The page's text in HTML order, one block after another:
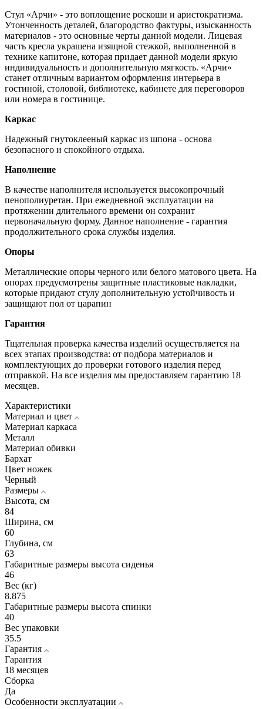
Стул «Арчи» - это воплощение роскоши и аристократизма.
Утонченность деталей, благородство фактуры, изысканность
материалов - это основные черты данной модели. Лицевая
часть кресла украшена изящной стежкой, выполненной в
технике капитоне, которая придает данной модели яркую
индивидуальность и дополнительную мягкость. «Арчи»
станет отличным вариантом оформления интерьера в
гостиной, столовой, библиотеке, кабинете для переговоров
или номера в гостинице.
Каркас
Надежный гнутоклееный каркас из шпона - основа
безопасного и спокойного отдыха.
Наполнение
В качестве наполнителя используется высокопрочный
пенополиуретан. При ежедневной эксплуатации на
протяжении длительного времени он сохранит
первоначальную форму. Данное наполнение - гарантия
продолжительного срока службы изделия.
Опоры
Металлические опоры черного или белого матового цвета. На
опорах предусмотрены защитные пластиковые накладки,
которые придают стулу дополнительную устойчивость и
защищают пол от царапин
Гарантия
Тщательная проверка качества изделий осуществляется на
всех этапах производства: от подбора материалов и
комплектующих до проверки готового изделия перед
отправкой. На все изделия мы предоставляем гарантию 18
месяцев.
Характеристики
Материал и цвет
Материал каркаса
Металл
Материал обивки
Бархат
Цвет ножек
Черный
Размеры
Высота, см
84
Ширина, см
60
Глубина, см
63
Габаритные размеры высота сиденья
46
Вес (кг)
8.875
Габаритные размеры высота спинки
40
Вес упаковки
35.5
Гарантия
Гарантия
18 месяцев
Сборка
Да
Особенности эксплуатации